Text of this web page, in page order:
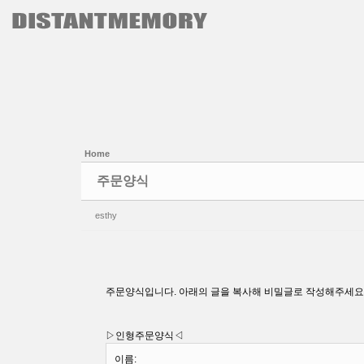
본문으로 바로가기
Home
주문양식
esthy
주문양식입니다. 아래의 글을 복사해 비밀글로 작성해주세
▷인형주문양식◁
이름:
Sketchbook5, 스케치북5